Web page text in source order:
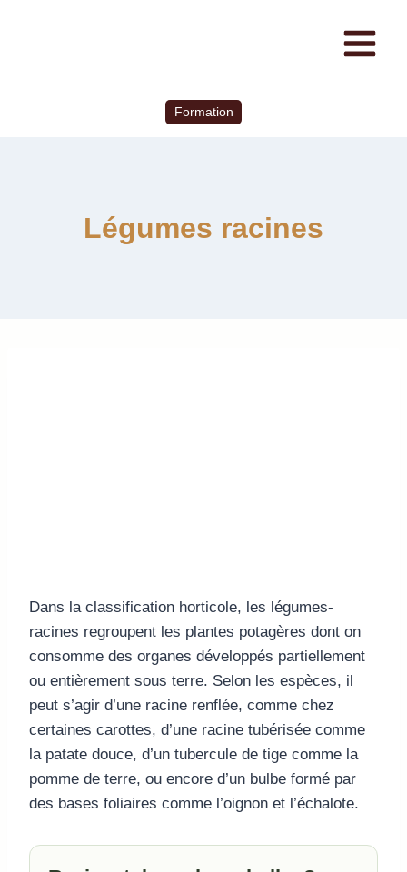
Formation
Légumes racines
Dans la classification horticole, les légumes-
racines regroupent les plantes potagères dont on
consomme des organes développés partiellement
ou entièrement sous terre. Selon les espèces, il
peut s’agir d’une racine renflée, comme chez
certaines carottes, d’une racine tubérisée comme
la patate douce, d’un tubercule de tige comme la
pomme de terre, ou encore d’un bulbe formé par
des bases foliaires comme l’oignon et l’échalote.